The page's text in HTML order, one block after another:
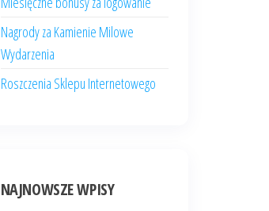
Nagrody za Kamienie Milowe
Wydarzenia
Roszczenia Sklepu Internetowego
NAJNOWSZE WPISY